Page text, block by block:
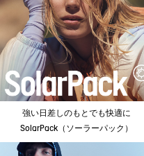
強い日差しのもとでも快適に
SolarPack（ソーラーパック）